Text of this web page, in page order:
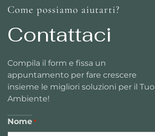
Come possiamo aiutarti?
Contattaci
Compila il form e fissa un
appuntamento per fare crescere
insieme le migliori soluzioni per il Tuo
Ambiente!
Nome *